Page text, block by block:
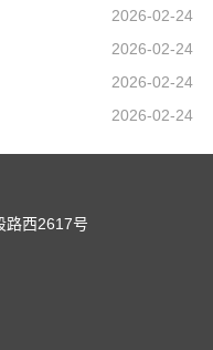
2026-02-24
2026-02-24
2026-02-24
2026-02-24
路西2617号